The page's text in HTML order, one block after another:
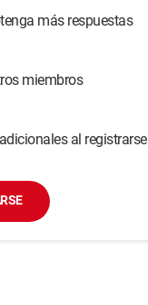
más respuestas
miembros
al registrarse